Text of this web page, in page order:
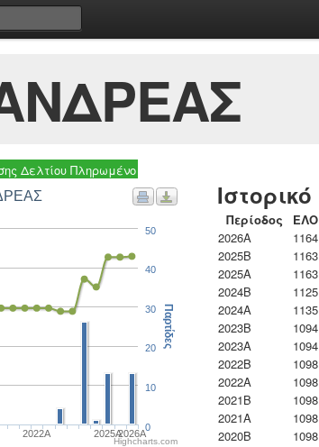
Δελτίου Πληρωμένο
2022A 2025A2026A
0
10
20
30
40
50
Παρτίδες
Highcharts.com
Ιστορικό
Περίοδος ΕΛΟ
2026A
1164
2025B
1163
2025A
1163
2024B
1125
2024A
1135
2023B
1094
2023Α
1094
2022B
1098
2022A
1098
2021B
1098
2021A
1098
2020B
1098